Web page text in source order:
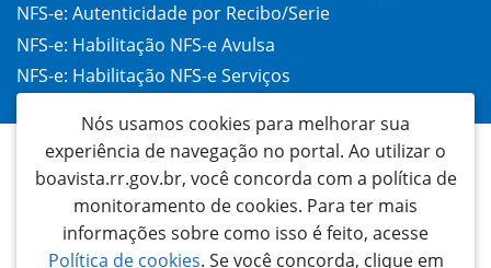
NFS-e: Autenticidade por Recibo/Serie
NFS-e: Habilitação NFS-e Avulsa
NFS-e: Habilitação NFS-e Serviços
Nós usamos cookies para melhorar sua
experiência de navegação no portal. Ao utilizar o
boavista.rr.gov.br, você concorda com a política de
monitoramento de cookies. Para ter mais
informações sobre como isso é feito, acesse
Política de cookies. Se você concorda, clique em